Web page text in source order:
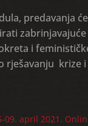
predavanja
i
rješavanju krize i
09. april 2021.